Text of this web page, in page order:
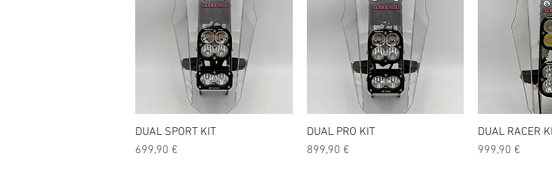
Vista rápida
DUAL SPORT KIT
Precio
699,90 €
Vista rápida
DUAL PRO KIT
Precio
899,90 €
DUAL RACER
Precio
999,90 €